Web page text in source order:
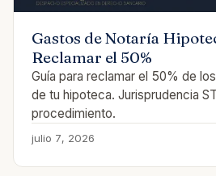
Gastos de Notaría
Reclamar el 50%
Guía para reclamar el 50% de
de tu hipoteca. Jurisprudencia
procedimiento.
julio 7, 2026